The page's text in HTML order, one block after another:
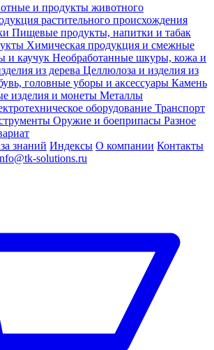
и продукты животного
растительного происхождения
Пищевые продукты, напитки и табак
Химическая продукция и смежные
и каучук Необработанные шкуры, кожа и
из дерева Целлюлоза и изделия из
головные уборы и аксессуары Камень
изделия и монеты Металлы
оборудование Транспорт
Оружие и боеприпасы Разное
знаний Индексы О компании Контакты
solutions.ru